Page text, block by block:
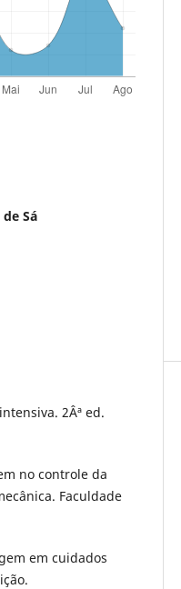
Sá
2Âª ed.
no controle da
Faculdade
em cuidados